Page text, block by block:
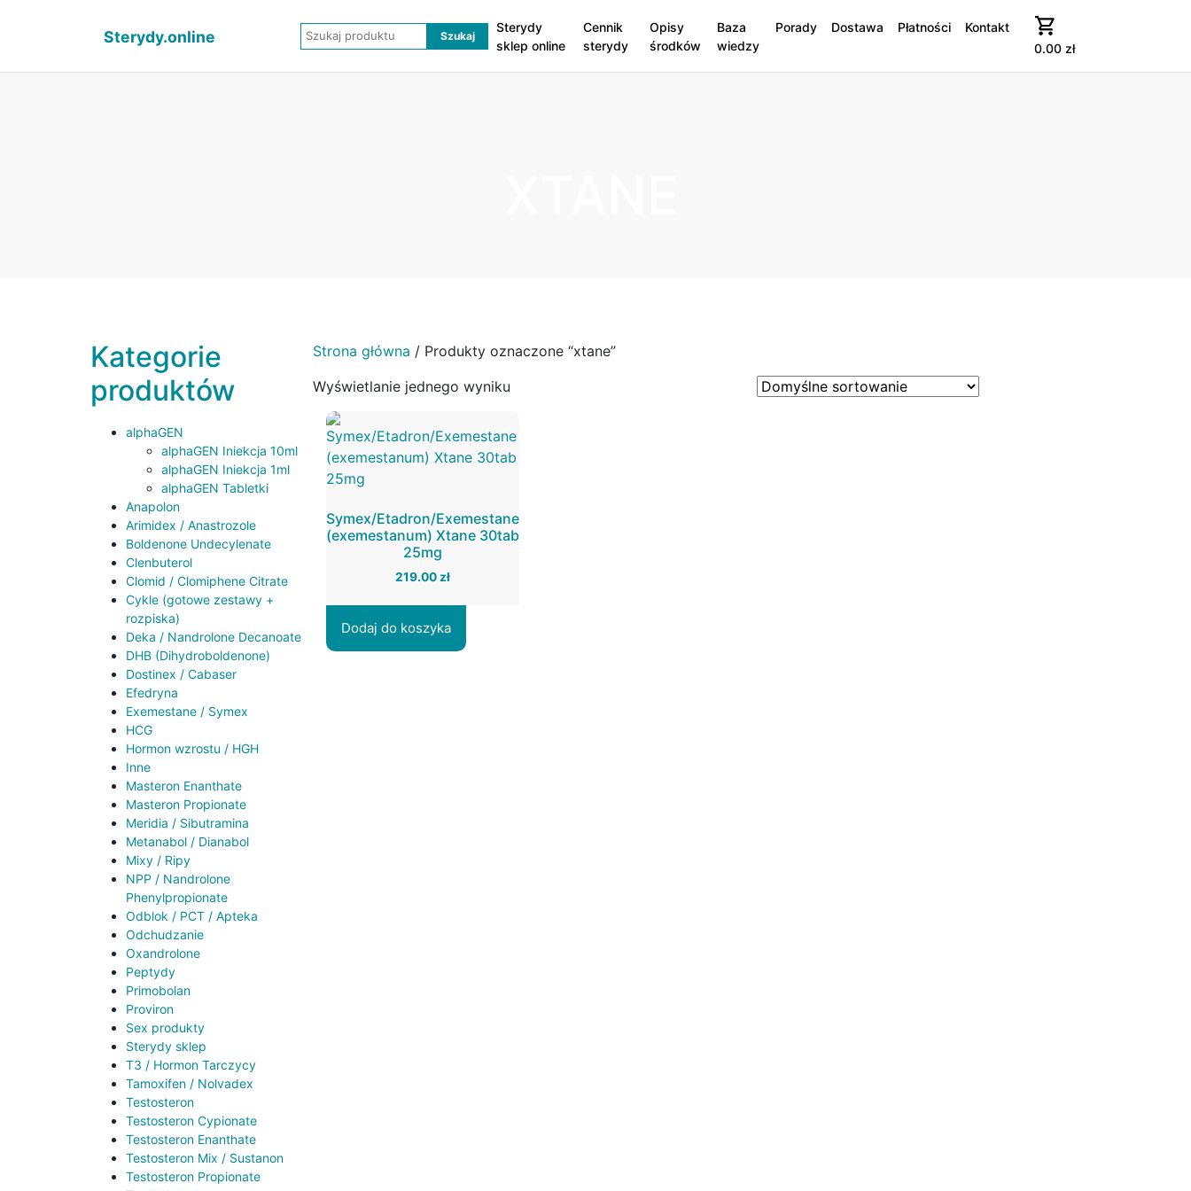
Sterydy.online
Sterydy
sklep online
Cennik
sterydy
Opisy
środków
Baza
wiedzy
Porady Dostawa Płatności
Kontakt
0.00 zł
Strona główna / Produkty oznaczone “xtane”
Wyświetlanie jednego wyniku
Symex/Etadron/Exemestane
(exemestanum) Xtane 30tab
25mg
219.00 zł
Dodaj do koszyka
Kategorie
produktów
alphaGEN
alphaGEN Iniekcja 10ml
alphaGEN Iniekcja 1ml
alphaGEN Tabletki
Anapolon
Arimidex / Anastrozole
Boldenone Undecylenate
Clenbuterol
Clomid / Clomiphene Citrate
Cykle (gotowe zestawy +
rozpiska)
Deka / Nandrolone Decanoate
DHB (Dihydroboldenone)
Dostinex / Cabaser
Efedryna
Exemestane / Symex
HCG
Hormon wzrostu / HGH
Inne
Masteron Enanthate
Masteron Propionate
Meridia / Sibutramina
Metanabol / Dianabol
Mixy / Ripy
NPP / Nandrolone
Phenylpropionate
Odblok / PCT / Apteka
Odchudzanie
Oxandrolone
Peptydy
Primobolan
Proviron
Sex produkty
Sterydy sklep
T3 / Hormon Tarczycy
Tamoxifen / Nolvadex
Testosteron
Testosteron Cypionate
Testosteron Enanthate
Testosteron Mix / Sustanon
Testosteron Propionate